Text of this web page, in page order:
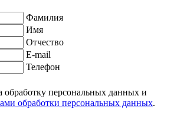
Фамилия
Имя
Отчество
E-mail
Телефон
обработку персональных данных и
обработки персональных данных.